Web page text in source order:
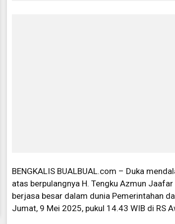
BENGKALIS BUALBUAL.com – Duka
atas berpulangnya H. Tengku Azmun
berjasa besar dalam dunia Pemerintahan
Jumat, 9 Mei 2025, pukul 14.43 WIB di RS